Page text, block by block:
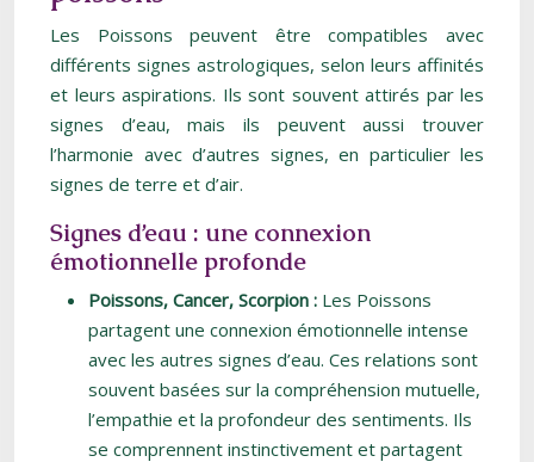
Les Poissons peuvent être compatibles avec
différents signes astrologiques, selon leurs affinités
et leurs aspirations. Ils sont souvent attirés par les
signes d’eau, mais ils peuvent aussi trouver
l’harmonie avec d’autres signes, en particulier les
signes de terre et d’air.
Signes d’eau : une connexion
émotionnelle profonde
Poissons, Cancer, Scorpion : Les Poissons
partagent une connexion émotionnelle intense
avec les autres signes d’eau. Ces relations sont
souvent basées sur la compréhension mutuelle,
l’empathie et la profondeur des sentiments. Ils
se comprennent instinctivement et partagent